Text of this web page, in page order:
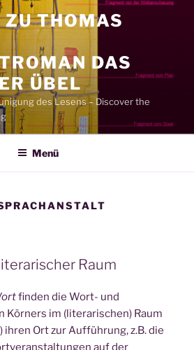
ZU THOMAS
DAS
ÜBEL
des Lesens – Discover the
Menü
Raum
finden die Wort- und
Körners im (literarischen) Raum
ihren Ort zur Aufführung, z.B. die
auf der